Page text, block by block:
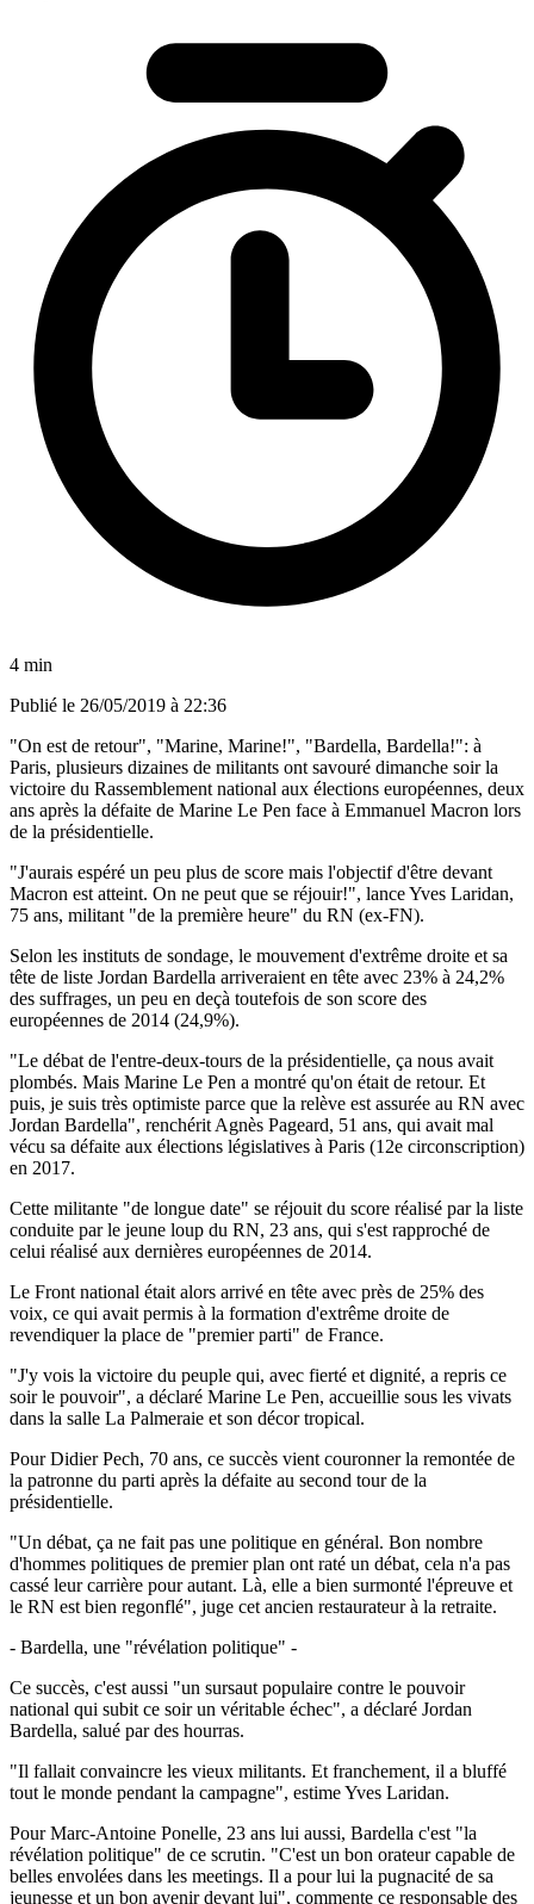
4 min
Publié le 26/05/2019 à 22:36
"On est de retour", "Marine, Marine!", "Bardella, Bardella!": à
Paris, plusieurs dizaines de militants ont savouré dimanche soir la
victoire du Rassemblement national aux élections européennes, deux
ans après la défaite de Marine Le Pen face à Emmanuel Macron lors
de la présidentielle.
"J'aurais espéré un peu plus de score mais l'objectif d'être devant
Macron est atteint. On ne peut que se réjouir!", lance Yves Laridan,
75 ans, militant "de la première heure" du RN (ex-FN).
Selon les instituts de sondage, le mouvement d'extrême droite et sa
tête de liste Jordan Bardella arriveraient en tête avec 23% à 24,2%
des suffrages, un peu en deçà toutefois de son score des
européennes de 2014 (24,9%).
"Le débat de l'entre-deux-tours de la présidentielle, ça nous avait
plombés. Mais Marine Le Pen a montré qu'on était de retour. Et
puis, je suis très optimiste parce que la relève est assurée au RN avec
Jordan Bardella", renchérit Agnès Pageard, 51 ans, qui avait mal
vécu sa défaite aux élections législatives à Paris (12e circonscription)
en 2017.
Cette militante "de longue date" se réjouit du score réalisé par la liste
conduite par le jeune loup du RN, 23 ans, qui s'est rapproché de
celui réalisé aux dernières européennes de 2014.
Le Front national était alors arrivé en tête avec près de 25% des
voix, ce qui avait permis à la formation d'extrême droite de
revendiquer la place de "premier parti" de France.
"J'y vois la victoire du peuple qui, avec fierté et dignité, a repris ce
soir le pouvoir", a déclaré Marine Le Pen, accueillie sous les vivats
dans la salle La Palmeraie et son décor tropical.
Pour Didier Pech, 70 ans, ce succès vient couronner la remontée de
la patronne du parti après la défaite au second tour de la
présidentielle.
"Un débat, ça ne fait pas une politique en général. Bon nombre
d'hommes politiques de premier plan ont raté un débat, cela n'a pas
cassé leur carrière pour autant. Là, elle a bien surmonté l'épreuve et
le RN est bien regonflé", juge cet ancien restaurateur à la retraite.
- Bardella, une "révélation politique" -
Ce succès, c'est aussi "un sursaut populaire contre le pouvoir
national qui subit ce soir un véritable échec", a déclaré Jordan
Bardella, salué par des hourras.
"Il fallait convaincre les vieux militants. Et franchement, il a bluffé
tout le monde pendant la campagne", estime Yves Laridan.
Pour Marc-Antoine Ponelle, 23 ans lui aussi, Bardella c'est "la
révélation politique" de ce scrutin. "C'est un bon orateur capable de
belles envolées dans les meetings. Il a pour lui la pugnacité de sa
jeunesse et un bon avenir devant lui", commente ce responsable des